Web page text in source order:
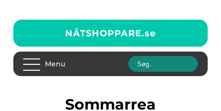
NÄTSHOPPARE.se
Menu
sommarrea